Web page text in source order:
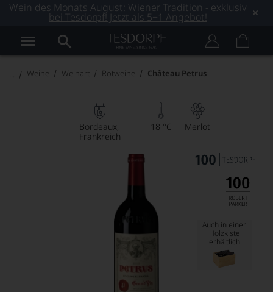
Wein des Monats August: Wiener Tradition - exklusiv
bei Tesdorpf! Jetzt als 5+1 Angebot!
Weine Weinart Rotweine Château Petrus
Bordeaux
Frankreich
18 °C Merlot
Auch in einer
Holzkiste
erhältlich